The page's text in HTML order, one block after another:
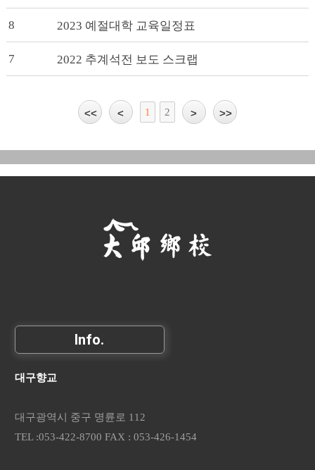
8 2023 예절대학 교육일정표
7 2022 추계석전 보도 스크랩
1 2
Info.
대구향교
대구광역시 중구 명륜로 112
TEL :053-422-8700 FAX : 053-426-1454